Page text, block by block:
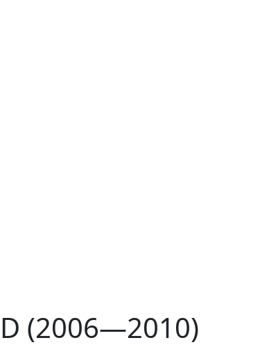
(2006—2010)